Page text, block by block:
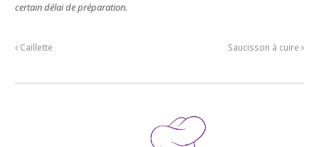
certain délai de préparation.
Caillette Saucisson à cuire